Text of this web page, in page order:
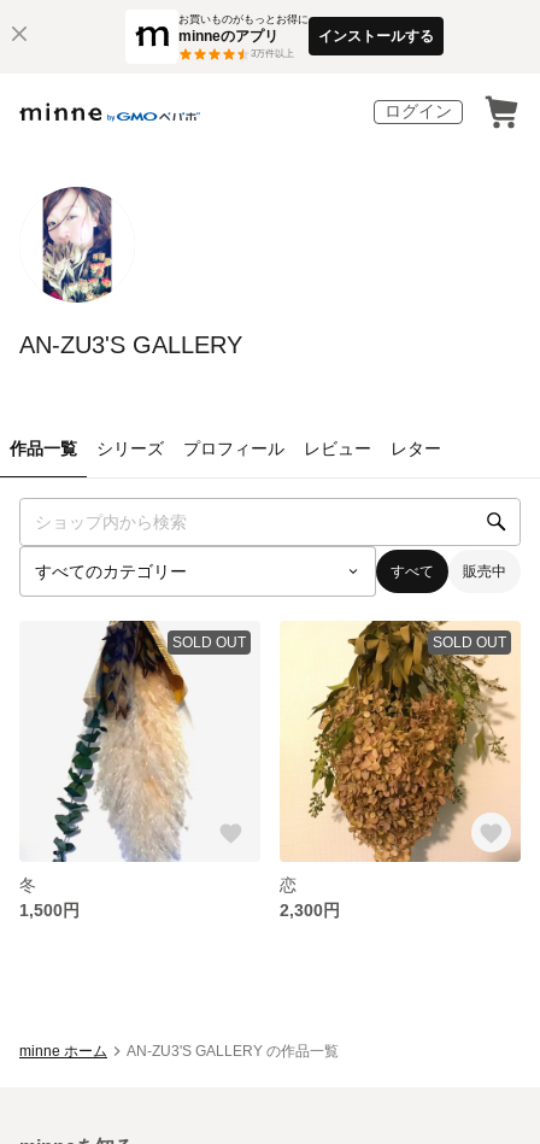
お買いものがもっとお得に
minneのアプリ
3万件以上
インストールする
ログイン
AN-ZU3'S GALLERY
作品一覧 シリーズ プロフィール レビュー レター
すべて 販売中
SOLD OUT
冬
1,500円
SOLD OUT
恋
2,300円
minne ホーム AN-ZU3'S GALLERY の作品一覧